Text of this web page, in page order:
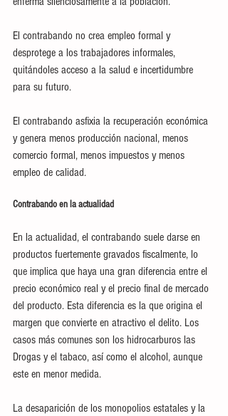
El contrabando no crea empleo formal y
desprotege a los trabajadores informales,
quitándoles acceso a la salud e incertidumbre
para su futuro.
El contrabando asfixia la recuperación económica
y genera menos producción nacional, menos
comercio formal, menos impuestos y menos
empleo de calidad.
Contrabando en la actualidad
En la actualidad, el contrabando suele darse en
productos fuertemente gravados fiscalmente, lo
que implica que haya una gran diferencia entre el
precio económico real y el precio final de mercado
del producto. Esta diferencia es la que origina el
margen que convierte en atractivo el delito. Los
casos más comunes son los hidrocarburos las
Drogas y el tabaco, así como el alcohol, aunque
este en menor medida.
La desaparición de los monopolios estatales y la